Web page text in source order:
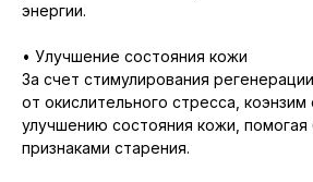
энергии.
• Улучшение состояния кожи
За счет стимулирования
от окислительного стресса, коэнзим
улучшению состояния кожи, помогая
признаками старения.